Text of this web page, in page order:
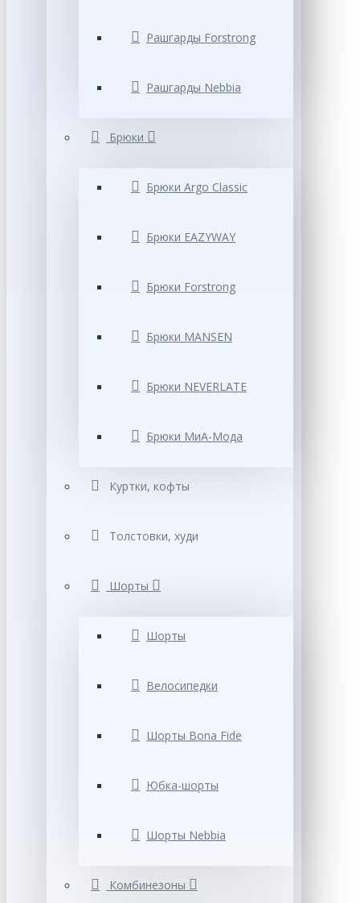
Рашгарды Forstrong
Рашгарды Nebbia
Брюки
Брюки Argo Classic
Брюки EAZYWAY
Брюки Forstrong
Брюки MANSEN
Брюки NEVERLATE
Брюки МиА-Мода
Куртки, кофты
Толстовки, худи
Шорты
Шорты
Велосипедки
Шорты Bona Fide
Юбка-шорты
Шорты Nebbia
Комбинезоны